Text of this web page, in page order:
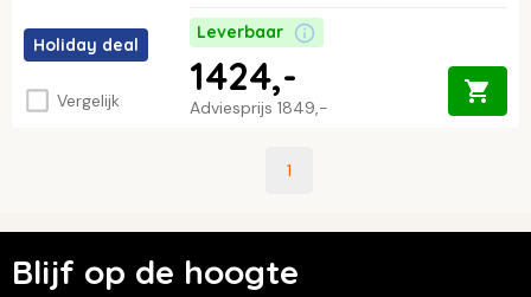
Holiday deal
Vergelijk
Leverbaar
Adviesprijs 1849,-
1424,-
1
Blijf op de hoogte